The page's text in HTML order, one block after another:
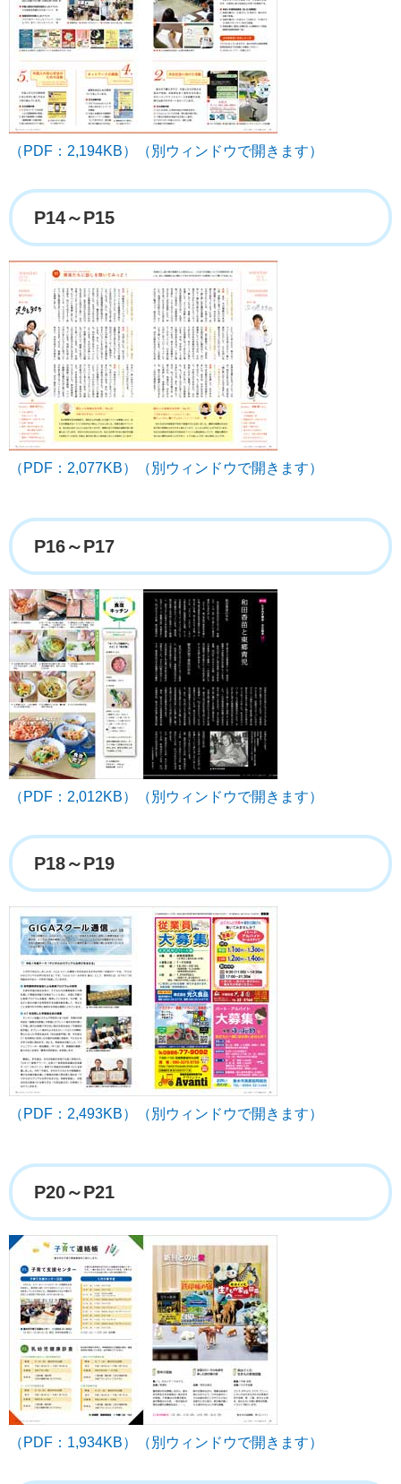
（PDF：2,194KB）（別ウィンドウで開きます）
P14～P15
（PDF：2,077KB）（別ウィンドウで開きます）
P16～P17
（PDF：2,012KB）（別ウィンドウで開きます）
P18～P19
（PDF：2,493KB）（別ウィンドウで開きます）
P20～P21
（PDF：1,934KB）（別ウィンドウで開きます）